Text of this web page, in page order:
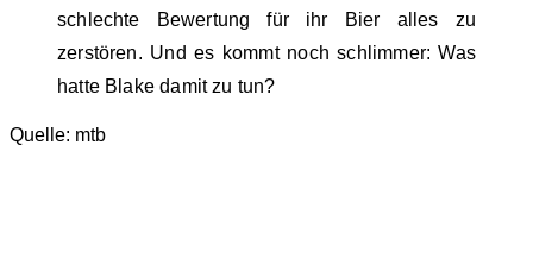
schlechte Bewertung für ihr Bier alles zu
zerstören. Und es kommt noch schlimmer: Was
hatte Blake damit zu tun?
Quelle: mtb